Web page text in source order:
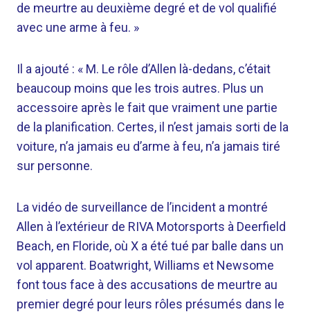
de meurtre au deuxième degré et de vol qualifié
avec une arme à feu. »
Il a ajouté : « M. Le rôle d’Allen là-dedans, c’était
beaucoup moins que les trois autres. Plus un
accessoire après le fait que vraiment une partie
de la planification. Certes, il n’est jamais sorti de la
voiture, n’a jamais eu d’arme à feu, n’a jamais tiré
sur personne.
La vidéo de surveillance de l’incident a montré
Allen à l’extérieur de RIVA Motorsports à Deerfield
Beach, en Floride, où X a été tué par balle dans un
vol apparent. Boatwright, Williams et Newsome
font tous face à des accusations de meurtre au
premier degré pour leurs rôles présumés dans le